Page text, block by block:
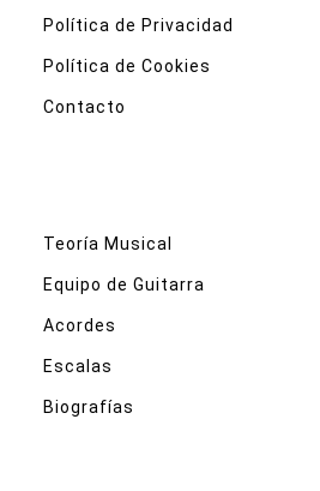
Política de Privacidad
Política de Cookies
Contacto
Teoría Musical
Equipo de Guitarra
Acordes
Escalas
Biografías